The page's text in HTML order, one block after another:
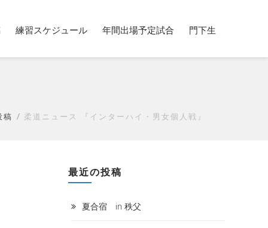
練習スケジュール 年間出場予定試合 門下生
稿 柔道ニュース 『インターハイ・男女個人戦』
最近の投稿
夏合宿 in 秩父